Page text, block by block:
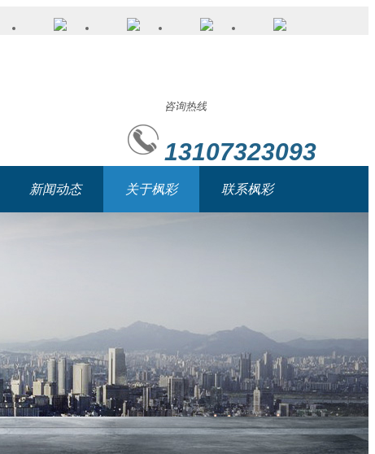
咨询热线
13107323093
新闻动态 关于枫彩 联系枫彩